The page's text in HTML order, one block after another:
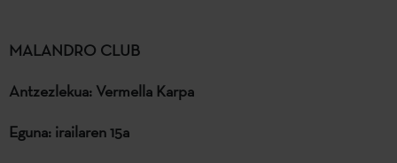
MALANDRO CLUB
Antzezlekua: Vermella Karpa
Eguna: irailaren 15a